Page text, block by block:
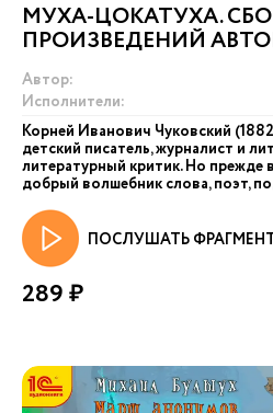
МУХА-ЦОКАТУХА.
ПРОИЗВЕДЕНИЙ
Автор:
Исполнители:
Корней Иванович Чуковский
детский писатель, журналист и
литературный критик. Но прежде
добрый волшебник слова, поэт,
ПОСЛУШАТЬ
289 ₽